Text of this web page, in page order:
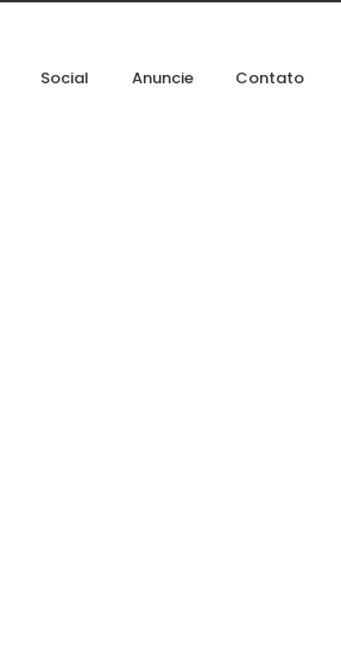
Social Anuncie Contato